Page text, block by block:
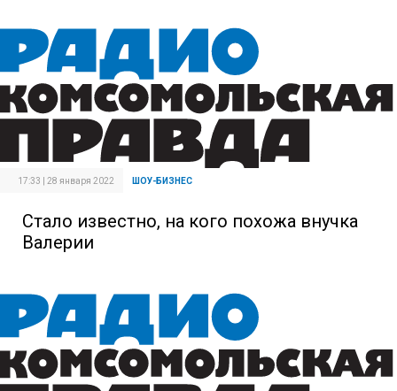
17:33 | 28 января 2022 ШОУ-БИЗНЕС
Стало известно, на кого похожа внучка
Валерии